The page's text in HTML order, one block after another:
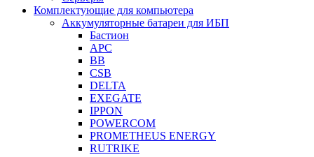
Комплектующие для компьютера
Аккумуляторные батареи для ИБП
Бастион
APC
BB
CSB
DELTA
EXEGATE
IPPON
POWERCOM
PROMETHEUS ENERGY
RUTRIKE